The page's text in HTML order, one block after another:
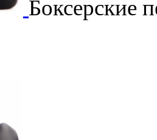
Боксерские